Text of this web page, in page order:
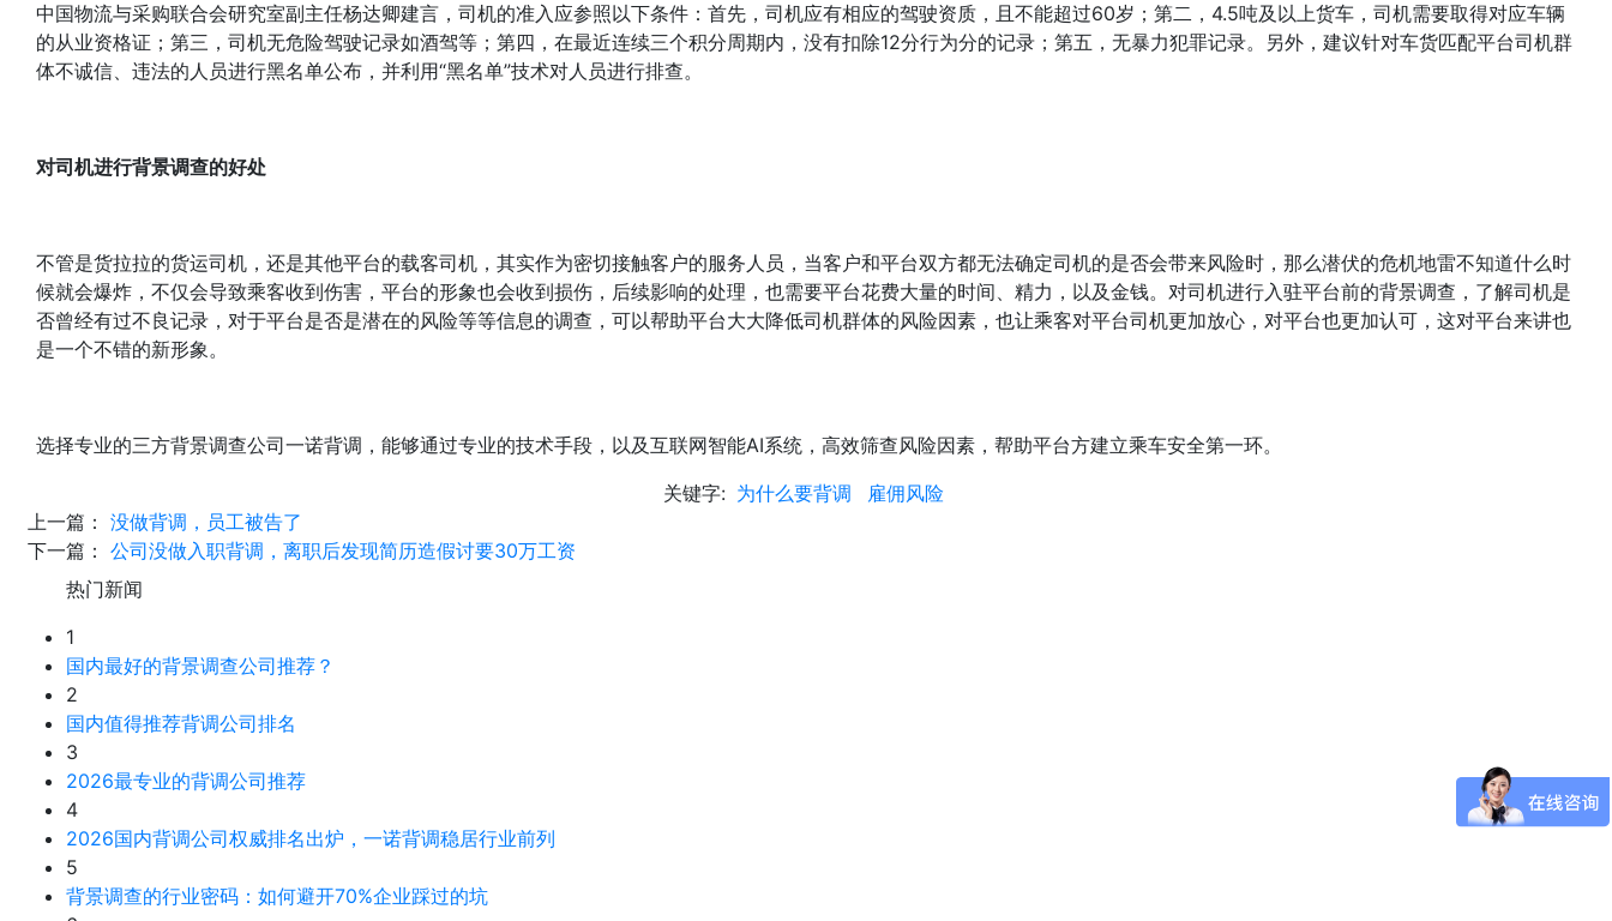
中国物流与采购联合会研究室副主任杨达卿建言，司机的准入应参照以下条件：首先，司机应有相应的驾驶资质，且不能超过60岁；第二，4.5吨及以上货车，司机需要取得对应车辆
的从业资格证；第三，司机无危险驾驶记录如酒驾等；第四，在最近连续三个积分周期内，没有扣除12分行为分的记录；第五，无暴力犯罪记录。另外，建议针对车货匹配平台司机群
体不诚信、违法的人员进行黑名单公布，并利用“黑名单”技术对人员进行排查。
对司机进行背景调查的好处
不管是货拉拉的货运司机，还是其他平台的载客司机，其实作为密切接触客户的服务人员，当客户和平台双方都无法确定司机的是否会带来风险时，那么潜伏的危机地雷不知道什么时
候就会爆炸，不仅会导致乘客收到伤害，平台的形象也会收到损伤，后续影响的处理，也需要平台花费大量的时间、精力，以及金钱。对司机进行入驻平台前的背景调查，了解司机是
否曾经有过不良记录，对于平台是否是潜在的风险等等信息的调查，可以帮助平台大大降低司机群体的风险因素，也让乘客对平台司机更加放心，对平台也更加认可，这对平台来讲也
是一个不错的新形象。
选择专业的三方背景调查公司一诺背调，能够通过专业的技术手段，以及互联网智能AI系统，高效筛查风险因素，帮助平台方建立乘车安全第一环。
关键字: 为什么要背调
雇佣风险
上一篇： 没做背调，员工被告了
下一篇： 公司没做入职背调，离职后发现简历造假讨要30万工资
热门新闻
1
国内最好的背景调查公司推荐？
2
国内值得推荐背调公司排名
3
2026最专业的背调公司推荐
4
2026国内背调公司权威排名出炉，一诺背调稳居行业前列
5
背景调查的行业密码：如何避开70%企业踩过的坑